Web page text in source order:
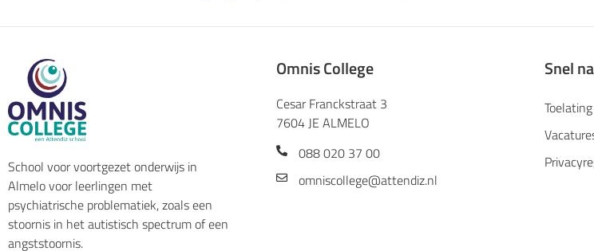
School voor voortgezet onderwijs in
Almelo voor leerlingen met
psychiatrische problematiek, zoals een
stoornis in het autistisch spectrum of een
angststoornis.
Omnis College
Cesar Franckstraat 3
7604 JE ALMELO
088 020 37 00
omniscollege@attendiz.nl
Snel